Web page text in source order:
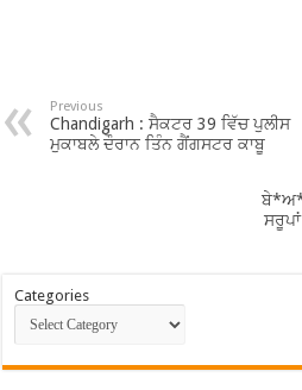
Previous
Chandigarh : ਸੈਕਟਰ 39 ਵਿੱਚ ਪੁਲੀਸ
ਮੁਕਾਬਲੇ ਦੌਰਾਨ ਤਿੰਨ ਗੈਂਗਸਟਰ ਕਾਬੂ
Categories